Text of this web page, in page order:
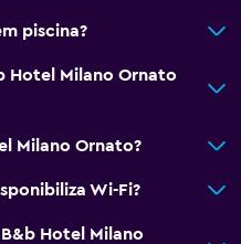
piscina?
Hotel Milano Ornato
Milano Ornato?
Wi-Fi?
Hotel Milano